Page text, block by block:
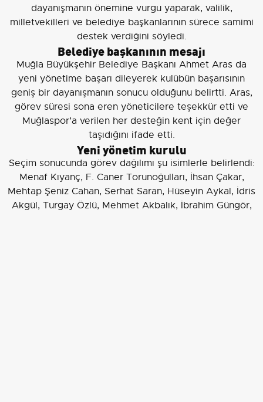
dayanışmanın önemine vurgu yaparak, valilik,
milletvekilleri ve belediye başkanlarının sürece samimi
destek verdiğini söyledi.
Belediye başkanının mesajı
Muğla Büyükşehir Belediye Başkanı Ahmet Aras da
yeni yönetime başarı dileyerek kulübün başarısının
geniş bir dayanışmanın sonucu olduğunu belirtti. Aras,
görev süresi sona eren yöneticilere teşekkür etti ve
Muğlaspor’a verilen her desteğin kent için değer
taşıdığını ifade etti.
Yeni yönetim kurulu
Seçim sonucunda görev dağılımı şu isimlerle belirlendi:
Menaf Kıyanç, F. Caner Torunoğulları, İhsan Çakar,
Mehtap Şeniz Cahan, Serhat Saran, Hüseyin Aykal, İdris
Akgül, Turgay Özlü, Mehmet Akbalık, İbrahim Güngör,